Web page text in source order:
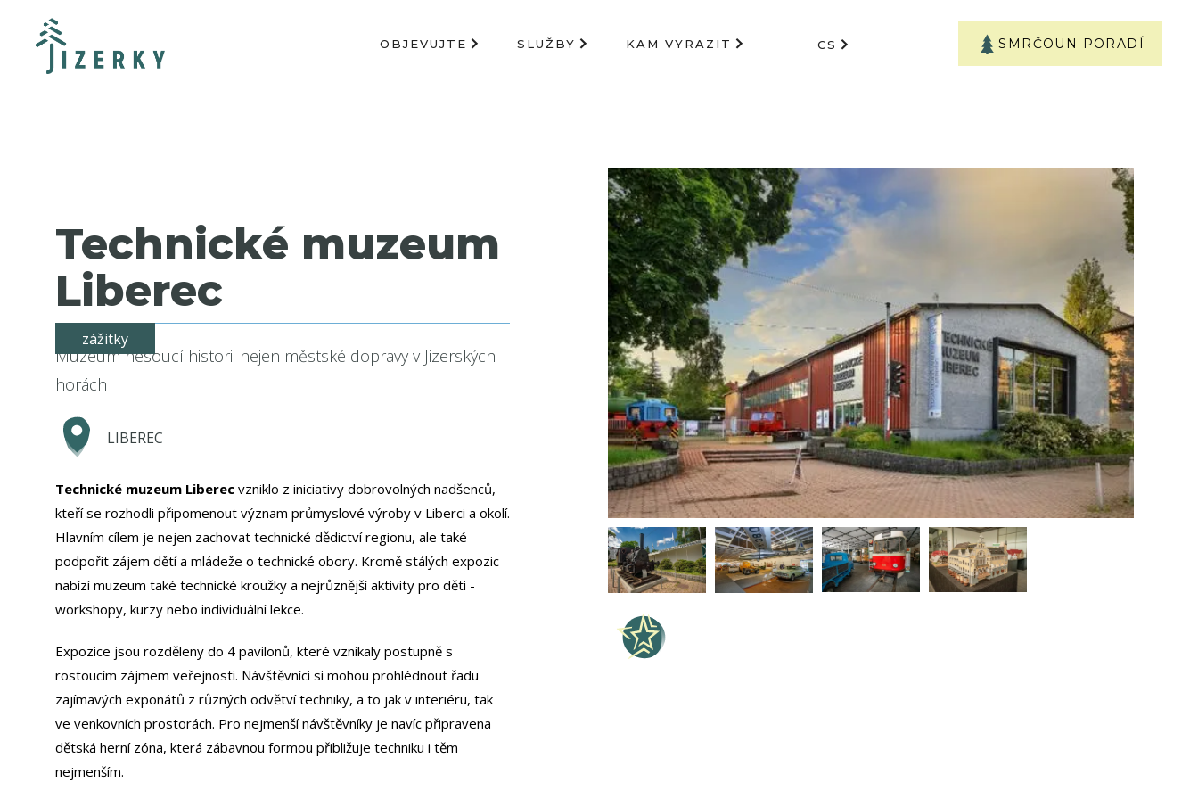
OBJEVUJTE SLUŽBY KAM VYRAZIT CS SMRČOUN PORADÍ
Technické muzeum
Liberec
zážitky
Muzeum nesoucí historii nejen městské dopravy v Jizerských
horách
LIBEREC
Technické muzeum Liberec vzniklo z iniciativy dobrovolných nadšenců,
kteří se rozhodli připomenout význam průmyslové výroby v Liberci a okolí.
Hlavním cílem je nejen zachovat technické dědictví regionu, ale také
podpořit zájem dětí a mládeže o technické obory. Kromě stálých expozic
nabízí muzeum také technické kroužky a nejrůznější aktivity pro děti -
workshopy, kurzy nebo individuální lekce.
Expozice jsou rozděleny do 4 pavilonů, které vznikaly postupně s
rostoucím zájmem veřejnosti. Návštěvníci si mohou prohlédnout řadu
zajímavých exponátů z různých odvětví techniky, a to jak v interiéru, tak
ve venkovních prostorách. Pro nejmenší návštěvníky je navíc připravena
dětská herní zóna, která zábavnou formou přibližuje techniku i těm
nejmenším.